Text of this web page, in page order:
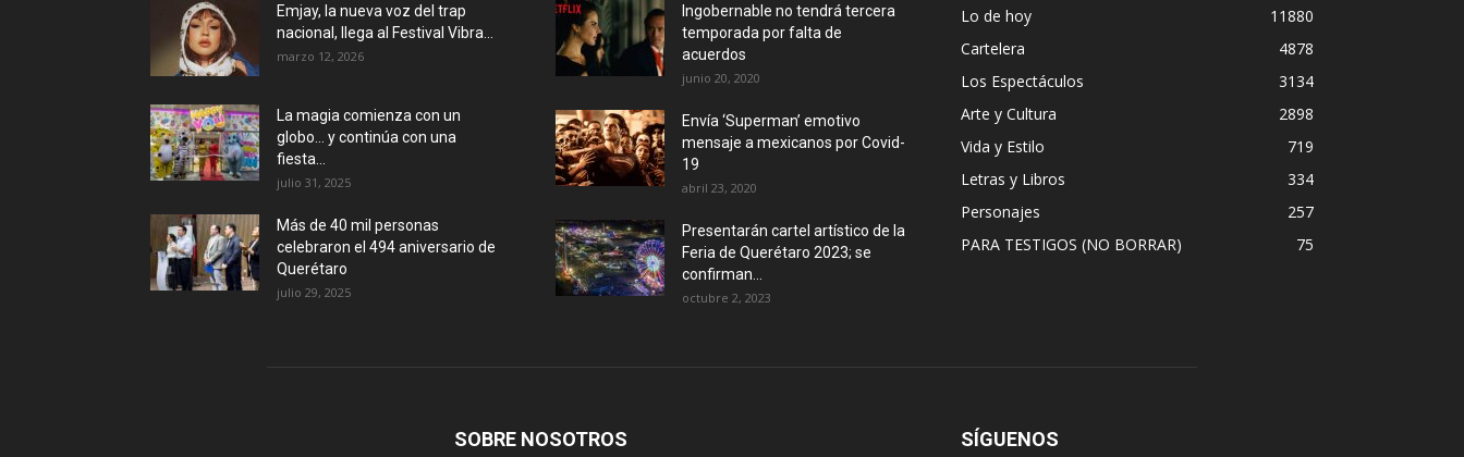
Emjay, la nueva voz del trap
nacional, llega al Festival Vibra...
marzo 12, 2026
La magia comienza con un
globo… y continúa con una
fiesta...
julio 31, 2025
Más de 40 mil personas
celebraron el 494 aniversario de
Querétaro
julio 29, 2025
Ingobernable no tendrá tercera
temporada por falta de
acuerdos
junio 20, 2020
Envía ‘Superman’ emotivo
mensaje a mexicanos por Covid-
19
abril 23, 2020
Presentarán cartel artístico de la
Feria de Querétaro 2023; se
confirman...
octubre 2, 2023
Lo de hoy
11880
Cartelera
4878
Los Espectáculos
3134
Arte y Cultura
2898
Vida y Estilo
719
Letras y Libros
334
Personajes
257
PARA TESTIGOS (NO BORRAR)
75
SOBRE NOSOTROS SÍGUENOS